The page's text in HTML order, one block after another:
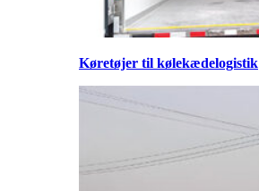
Køretøjer til kølekædelogistik